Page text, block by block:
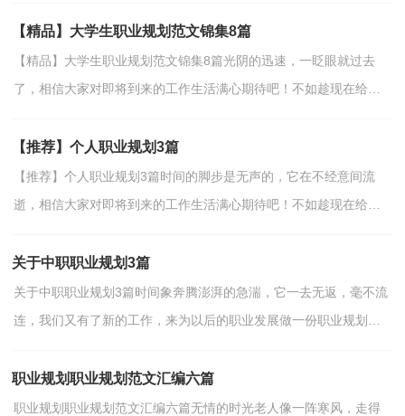
【精品】大学生职业规划范文锦集8篇
【精品】大学生职业规划范文锦集8篇光阴的迅速，一眨眼就过去
了，相信大家对即将到来的工作生活满心期待吧！不如趁现在给自
【推荐】个人职业规划3篇
【推荐】个人职业规划3篇时间的脚步是无声的，它在不经意间流
逝，相信大家对即将到来的工作生活满心期待吧！不如趁现在给自
关于中职职业规划3篇
关于中职职业规划3篇时间象奔腾澎湃的急湍，它一去无返，毫不流
连，我们又有了新的工作，来为以后的职业发展做一份职业规划
职业规划职业规划范文汇编六篇
职业规划职业规划范文汇编六篇无情的时光老人像一阵寒风，走得